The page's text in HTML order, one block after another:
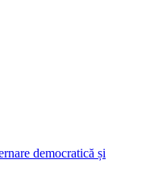
democratică și